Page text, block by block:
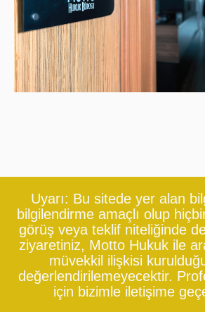
Uyarı: Bu sitede yer alan
bilgilendirme amaçlı olup
görüş veya teklif niteliğinde
ziyaretiniz, Motto Hukuk ile
müvekkil ilişkisi
değerlendirilemeyecektir.
için bizimle iletişime